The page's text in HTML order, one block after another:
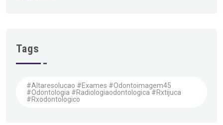
Tags
#altaresolucao #exames #odontoimagem45
#odontologia #radiologiaodontologica #rxtijuca
#rxodontologico